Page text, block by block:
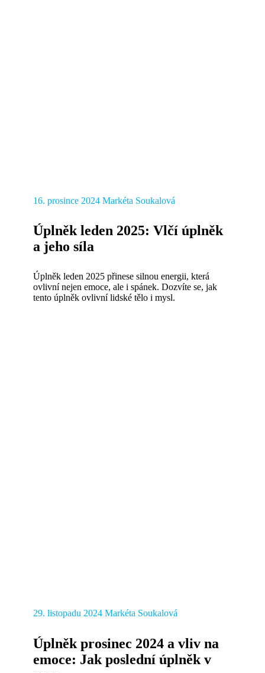
16. prosince 2024 Markéta Soukalová
Úplněk leden 2025: Vlčí úplněk
a jeho síla
Úplněk leden 2025 přinese silnou energii, která
ovlivní nejen emoce, ale i spánek. Dozvíte se, jak
tento úplněk ovlivní lidské tělo i mysl.
29. listopadu 2024 Markéta Soukalová
Úplněk prosinec 2024 a vliv na
emoce: Jak poslední úplněk v